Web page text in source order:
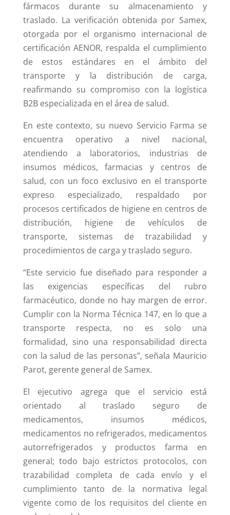
fármacos durante su almacenamiento y
traslado. La verificación obtenida por Samex,
otorgada por el organismo internacional de
certificación AENOR, respalda el cumplimiento
de estos estándares en el ámbito del
transporte y la distribución de carga,
reafirmando su compromiso con la logística
B2B especializada en el área de salud.
En este contexto, su nuevo Servicio Farma se
encuentra operativo a nivel nacional,
atendiendo a laboratorios, industrias de
insumos médicos, farmacias y centros de
salud, con un foco exclusivo en el transporte
expreso especializado, respaldado por
procesos certificados de higiene en centros de
distribución, higiene de vehículos de
transporte, sistemas de trazabilidad y
procedimientos de carga y traslado seguro.
“Este servicio fue diseñado para responder a
las exigencias específicas del rubro
farmacéutico, donde no hay margen de error.
Cumplir con la Norma Técnica 147, en lo que a
transporte respecta, no es solo una
formalidad, sino una responsabilidad directa
con la salud de las personas”, señala Mauricio
Parot, gerente general de Samex.
El ejecutivo agrega que el servicio está
orientado al traslado seguro de
medicamentos, insumos médicos,
medicamentos no refrigerados, medicamentos
autorrefrigerados y productos farma en
general; todo bajo estrictos protocolos, con
trazabilidad completa de cada envío y el
cumplimiento tanto de la normativa legal
vigente como de los requisitos del cliente en